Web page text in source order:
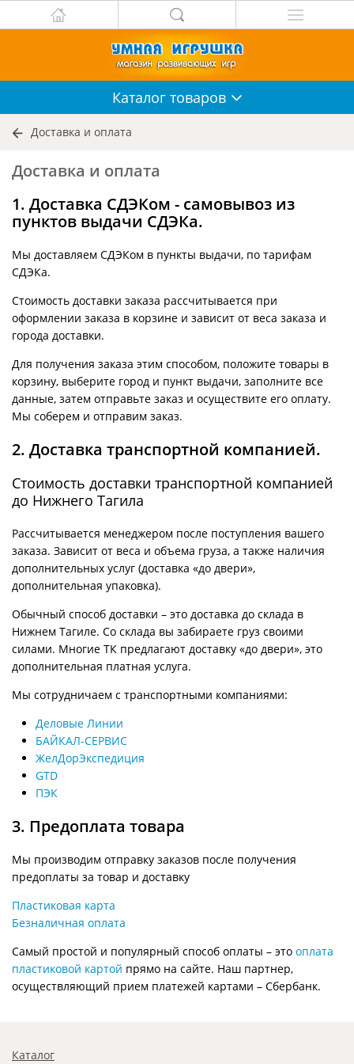
Каталог товаров
Доставка и оплата
Доставка и оплата
1. Доставка СДЭКом - самовывоз из
пунктов выдачи СДЭКа.
Мы доставляем СДЭКом в пункты выдачи, по тарифам
СДЭКа.
Стоимость доставки заказа рассчитывается при
оформлении заказа в корзине и зависит от веса заказа и
города доставки.
Для получения заказа этим способом, положите товары в
корзину, выберите город и пункт выдачи, заполните все
данные, затем отправьте заказ и осуществите его оплату.
Мы соберем и отправим заказ.
2. Доставка транспортной компанией.
Стоимость доставки транспортной компанией
до Нижнего Тагила
Рассчитывается менеджером после поступления вашего
заказа. Зависит от веса и объема груза, а также наличия
дополнительных услуг (доставка «до двери»,
дополнительная упаковка).
Обычный способ доставки – это доставка до склада в
Нижнем Тагиле. Со склада вы забираете груз своими
силами. Многие ТК предлагают доставку «до двери», это
дополнительная платная услуга.
Мы сотрудничаем с транспортными компаниями:
Деловые Линии
БАЙКАЛ-СЕРВИС
ЖелДорЭкспедиция
GTD
ПЭК
3. Предоплата товара
Мы производим отправку заказов после получения
предоплаты за товар и доставку
Пластиковая карта
Безналичная оплата
Самый простой и популярный способ оплаты – это оплата
пластиковой картой прямо на сайте. Наш партнер,
осуществляющий прием платежей картами – Сбербанк.
Каталог